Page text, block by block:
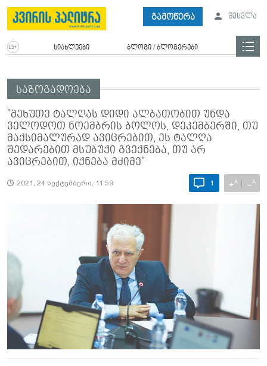
გამოწერა შესვლა
სიახლეები ბლოგი / ბლოგერები
საზოგადოება
"მეხუთე ტალღას დიდი ალბათობით უნდა
ველოდოთ ნოემბრის ბოლოს, დეკემბერში, თუ
მაქსიმალურად ავიცრებით, ეს ტალღა
შედარებით მსუბუქი გვექნება, თუ არ
ავიცრებით, იქნება მძიმე"
2021, 24 სექტემბერი, 11:59 1 +A −A